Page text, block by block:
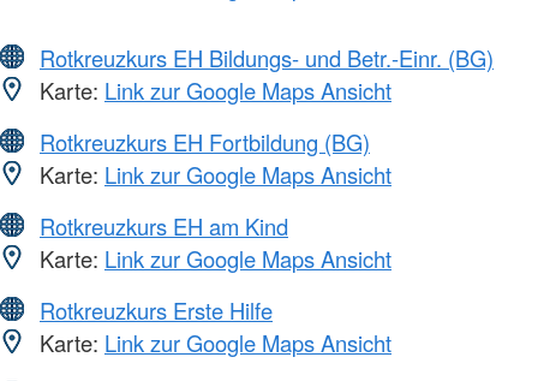
Rotkreuzkurs EH Bildungs- und Betr.-Einr. (BG)
Karte: Link zur Google Maps Ansicht
Rotkreuzkurs EH Fortbildung (BG)
Karte: Link zur Google Maps Ansicht
Rotkreuzkurs EH am Kind
Karte: Link zur Google Maps Ansicht
Rotkreuzkurs Erste Hilfe
Karte: Link zur Google Maps Ansicht